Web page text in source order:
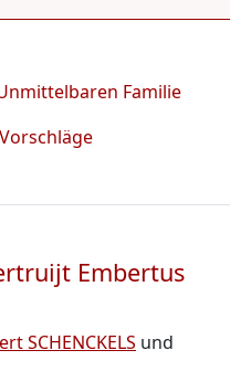
Familie
Vorschläge
Embertus
SCHENCKELS und